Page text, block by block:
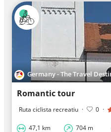
Germany - The Travel
Romantic tour
Ruta ciclista recreatiu · 0 ·
47,1 km 704 m